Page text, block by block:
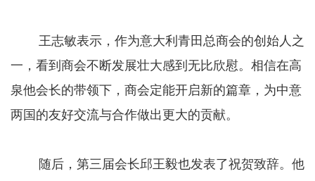
王志敏表示，作为意大利青田总商会的创始人之
一，看到商会不断发展壮大感到无比欣慰。相信在高
泉他会长的带领下，商会定能开启新的篇章，为中意
两国的友好交流与合作做出更大的贡献。
随后，第三届会长邱王毅也发表了祝贺致辞。他